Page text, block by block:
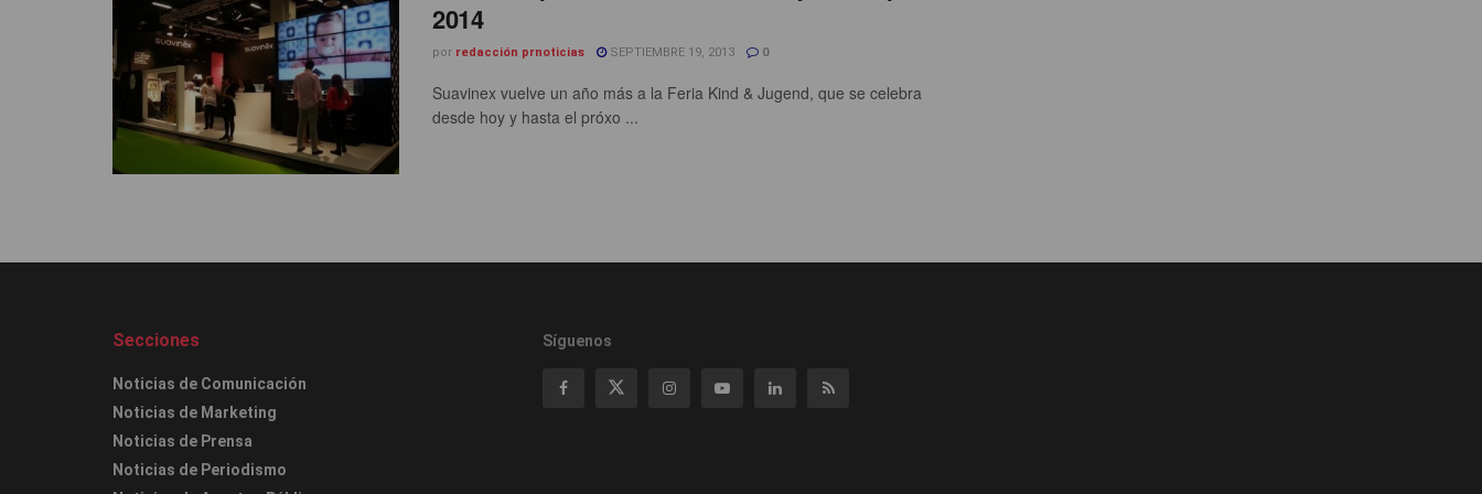
2014
por redacción prnoticias SEPTIEMBRE 19, 2013 0
Suavinex vuelve un año más a la Feria Kind & Jugend, que se celebra
desde hoy y hasta el próxo ...
Secciones
Noticias de Comunicación
Noticias de Marketing
Noticias de Prensa
Noticias de Periodismo
Síguenos